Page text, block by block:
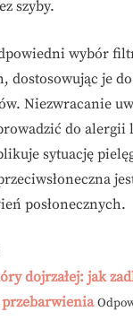
szyby.
wybór
dostosowując je
Niezwracanie
do alergii
sytuację
posłonecznych.
dojrzałej: jak